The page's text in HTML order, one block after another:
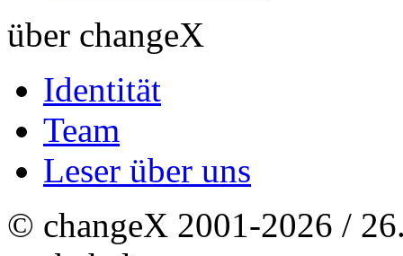
über changeX
Identität
Team
Leser über uns
© changeX 2001-2026 /